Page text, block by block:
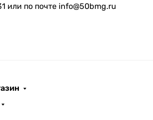
или по почте info@50bmg.ru